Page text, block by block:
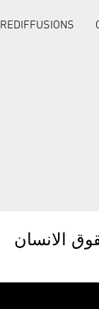
REDIFFUSIONS
الانسان